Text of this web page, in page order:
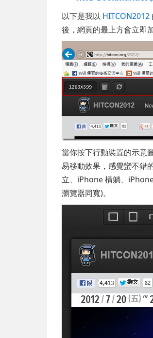
以下是我以 HITCON2012
後，網頁的最上方會立即
當你按下行動裝置的示意
易移動效果，感覺蠻不錯
立、iPhone 橫躺、
瀏覽器同寬)。